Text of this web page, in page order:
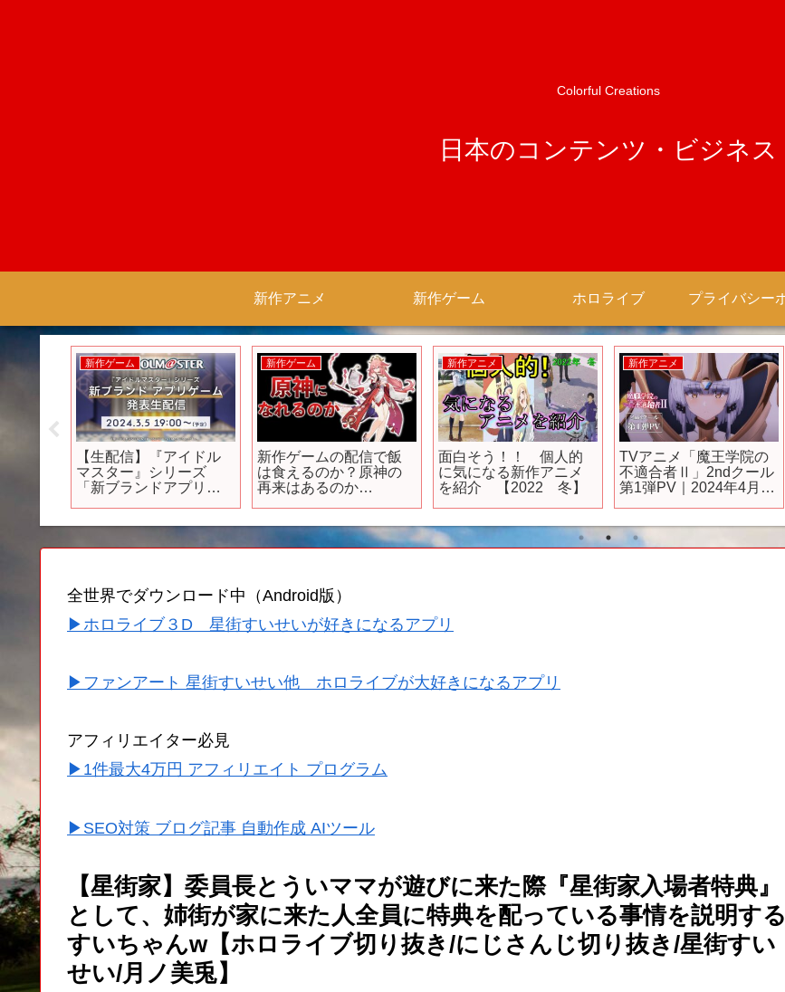
Colorful Creations
日本のコンテンツ・ビジネス
新作アニメ 新作ゲーム ホロライブ
新作ゲーム
【生配信】『アイドル
マスター』シリーズ
「新ブランドアプリゲ
新作ゲーム
新作ゲームの配信で飯
は食えるのか？原神の
再来はあるのか…
新作アニメ
面白そう！！ 個人的
に気になる新作アニメ
を紹介 【2022 冬】
新作アニメ
TVアニメ「魔王学院の
不適合者Ⅱ」2ndクール
第1弾PV｜2024年4月12
全世界でダウンロード中（Android版）
▶ホロライブ３D 星街すいせいが好きになるアプリ
▶ファンアート 星街すいせい他 ホロライブが大好きになるアプリ
アフィリエイター必見
▶1件最大4万円 アフィリエイト プログラム
▶SEO対策 ブログ記事 自動作成 AIツール
【星街家】委員長とういママが遊びに来た際『星街家入場者特典』
として、姉街が家に来た人全員に特典を配っている事情を説明する
すいちゃんw【ホロライブ切り抜き/にじさんじ切り抜き/星街すい
せい/月ノ美兎】